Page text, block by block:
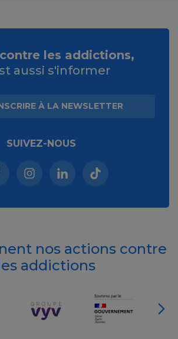
les addictions,
aussi s'informer
À LA NEWSLETTER
SUIVEZ-NOUS
(nouvelle fenêtre)
Instagram (nouvelle fenêtre)
Linkedin (nouvelle
Tiktok (nouvelle
nos actions contre
addictions